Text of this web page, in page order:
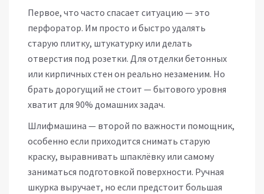
Первое, что часто спасает ситуацию — это
перфоратор. Им просто и быстро удалять
старую плитку, штукатурку или делать
отверстия под розетки. Для отделки бетонных
или кирпичных стен он реально незаменим. Но
брать дорогущий не стоит — бытового уровня
хватит для 90% домашних задач.
Шлифмашина — второй по важности помощник,
особенно если приходится снимать старую
краску, выравнивать шпаклёвку или самому
заниматься подготовкой поверхности. Ручная
шкурка выручает, но если предстоит большая